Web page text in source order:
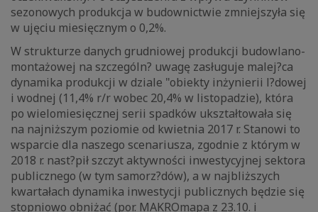
sezonowych produkcja w budownictwie zmniejszyła się
w ujęciu miesięcznym o 0,2%.
W strukturze danych grudniowej produkcji budowlano-
montażowej na szczególn? uwagę zasługuje malej?ca
dynamika produkcji w dziale "obiekty inżynierii l?dowej
i wodnej (11,4% r/r wobec 20,4% w listopadzie), która
po wielomiesięcznej serii spadków ukształtowała się
na najniższym poziomie od kwietnia 2017 r. Stanowi to
wsparcie dla naszego scenariusza, zgodnie z którym w
2018 r. nast?pił szczyt aktywności inwestycyjnej sektora
publicznego (w tym samorz?dów), a w najbliższych
kwartałach dynamika inwestycji publicznych będzie się
stopniowo obniżać (por. MAKROmapa z 23.10. i